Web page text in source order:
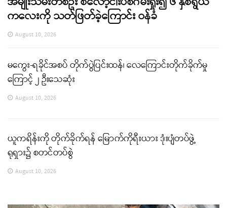
ကလေးကို သတ်ဖြတ်ခဲ့ကြောင်း ဝန်ခံ
August 10, 2026
မကွေး-ရခိုင်အစပ် တိုက်ပွဲပြင်းထန်၊ လေကြောင်းတိုက်ခိုက်မှု
ကြောင့် ၂ ဦးသေဆုံး
August 10, 2026
ယူကရိန်းကို တိုက်ခိုက်ရန် မြောက်ကိုရီးယား ဒုံးပျံတပ်ဖွဲ့
ရုရှား၌ စတင်တပ်စွဲ
August 10, 2026